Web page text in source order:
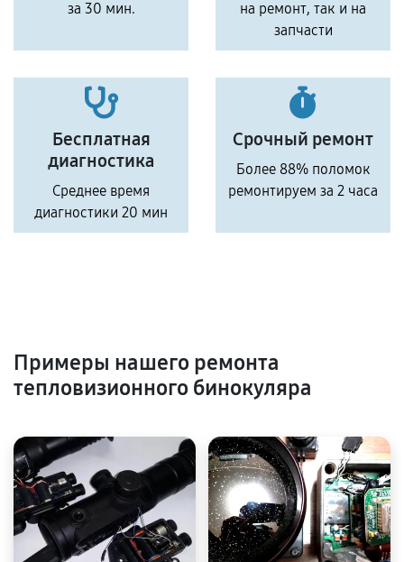
за 30 мин.
на ремонт, так и на
запчасти
Бесплатная
диагностика
Среднее время
диагностики 20 мин
Срочный ремонт
Более 88% поломок
ремонтируем за 2 часа
Примеры нашего ремонта
тепловизионного бинокуляра